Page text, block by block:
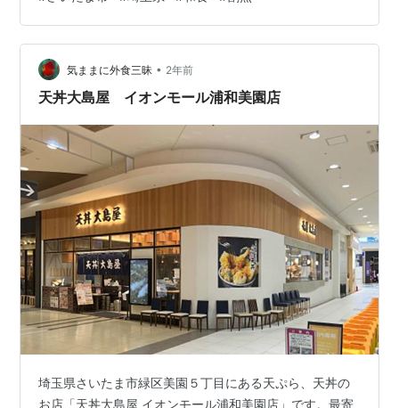
おりましたので周辺でどこかお店がないか探していると
見つかったのが「旬彩料理 吉粋」でした。 「旬彩料理
吉粋」には駐車場が用…
気ままに外食三昧 • 2年前
天丼大島屋 イオンモール浦和美園店
埼玉県さいたま市緑区美園５丁目にある天ぷら、天丼の
お店「天丼大島屋 イオンモール浦和美園店」です。最寄